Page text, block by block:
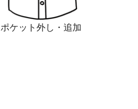
ポケット外し・追加